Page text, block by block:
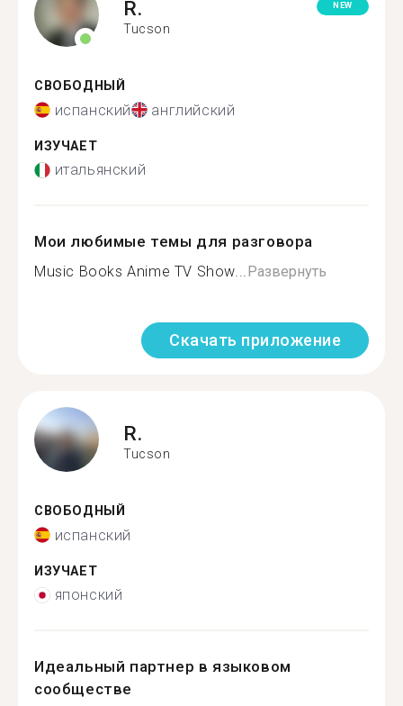
R.
Tucson
NEW
СВОБОДНЫЙ
испанский английский
ИЗУЧАЕТ
итальянский
Мои любимые темы для разговора
Music Books Anime TV Show...Развернуть
Скачать приложение
R.
Tucson
СВОБОДНЫЙ
испанский
ИЗУЧАЕТ
японский
Идеальный партнер в языковом
сообществе